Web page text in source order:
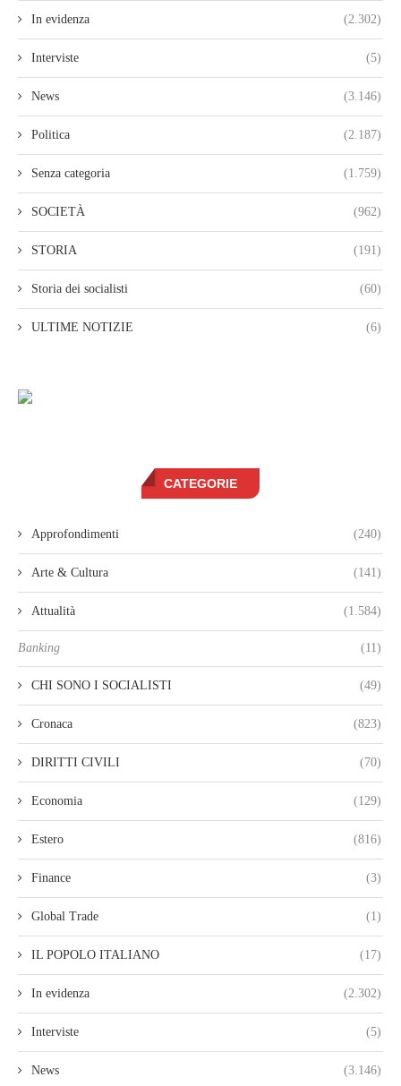
In evidenza (2.302)
Interviste (5)
News (3.146)
Politica (2.187)
Senza categoria (1.759)
SOCIETÀ (962)
STORIA (191)
Storia dei socialisti (60)
ULTIME NOTIZIE (6)
CATEGORIE
Approfondimenti (240)
Arte & Cultura (141)
Attualità (1.584)
Banking (11)
CHI SONO I SOCIALISTI (49)
Cronaca (823)
DIRITTI CIVILI (70)
Economia (129)
Estero (816)
Finance (3)
Global Trade (1)
IL POPOLO ITALIANO (17)
In evidenza (2.302)
Interviste (5)
News (3.146)